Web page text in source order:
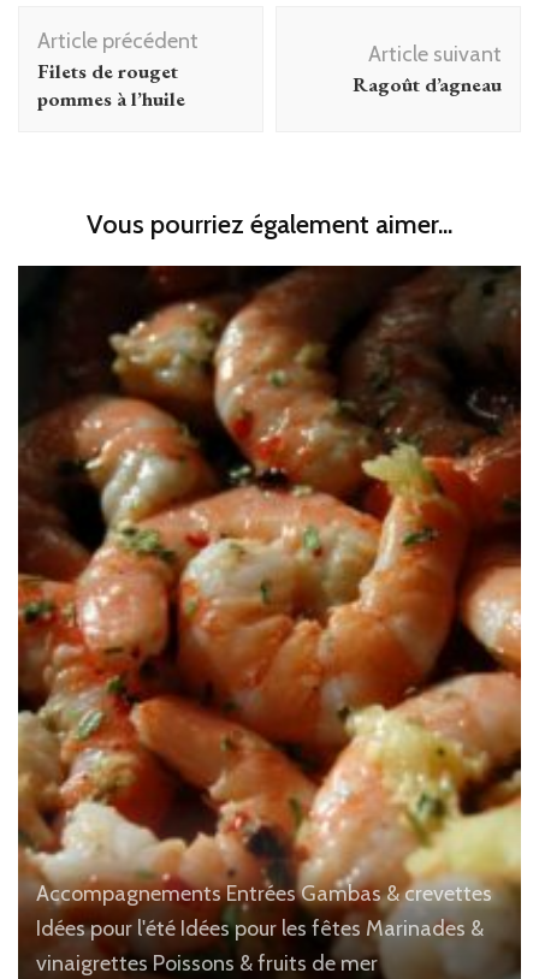
Navigation
d'article
Article précédent
Filets de rouget
pommes à l’huile
Article suivant
Ragoût d’agneau
Vous pourriez également aimer...
AccompagnementsEntréesGambas & crevettes
Idées pour l'été Idées pour les fêtes Marinades &
vinaigrettesPoissons & fruits de mer